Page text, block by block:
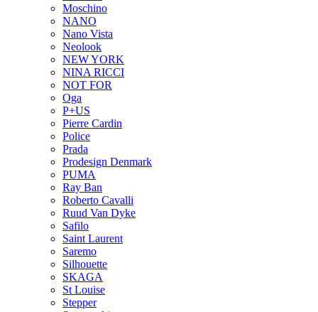
Moschino
NANO
Nano Vista
Neolook
NEW YORK
NINA RICCI
NOT FOR
Oga
P+US
Pierre Cardin
Police
Prada
Prodesign Denmark
PUMA
Ray Ban
Roberto Cavalli
Ruud Van Dyke
Safilo
Saint Laurent
Saremo
Silhouette
SKAGA
St Louise
Stepper